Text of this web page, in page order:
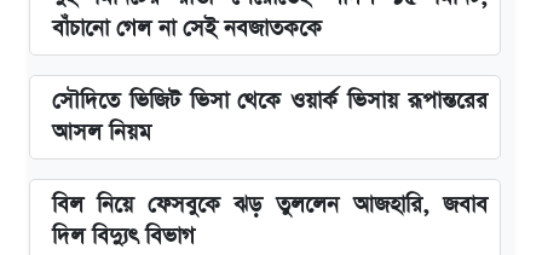
বাঁচানো গেল না সেই নবজাতককে
সৌদিতে ভিজিট ভিসা থেকে ওয়ার্ক ভিসায় রূপান্তরের
আসল নিয়ম
বিল নিয়ে ফেসবুকে ঝড় তুললেন আজহারি, জবাব
দিল বিদ্যুৎ বিভাগ